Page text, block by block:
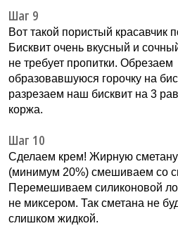
Шаг 9
Вот такой пористый красавчик
Бисквит очень вкусный и
не требует пропитки. Обрезаем
образовавшуюся горочку на
разрезаем наш бисквит на 3
коржа.
Шаг 10
Сделаем крем! Жирную сметану
(минимум 20%) смешиваем со
Перемешиваем силиконовой
не миксером. Так сметана не
слишком жидкой.